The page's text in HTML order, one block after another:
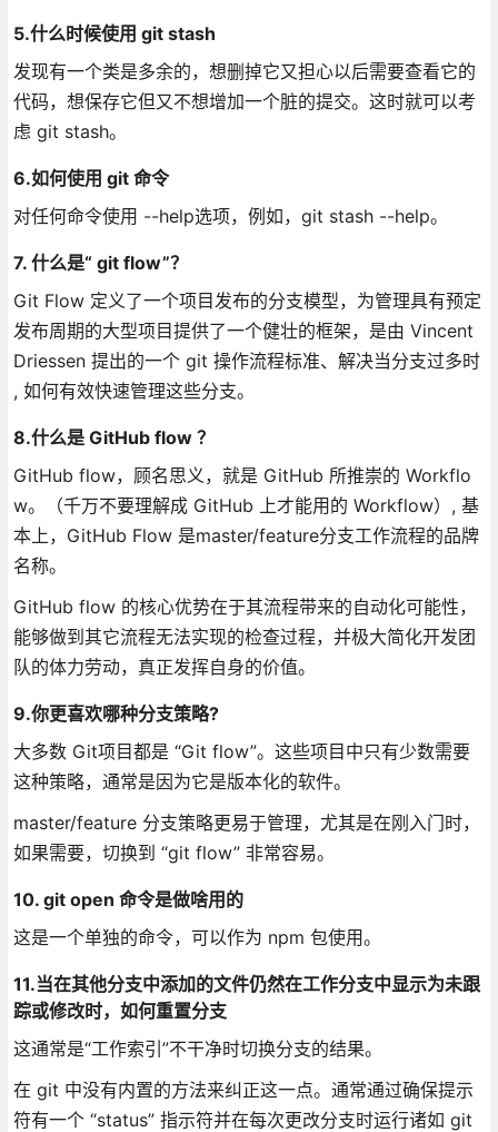
5.什么时候使用 git stash
发现有一个类是多余的，想删掉它又担心以后需要查看它的
代码，想保存它但又不想增加一个脏的提交。这时就可以考
虑 git stash。
6.如何使用 git 命令
对任何命令使用 --help选项，例如，git stash --help。
7. 什么是“ git flow”？
Git Flow 定义了一个项目发布的分支模型，为管理具有预定
发布周期的大型项目提供了一个健壮的框架，是由 Vincent
Driessen 提出的一个 git 操作流程标准、解决当分支过多时
, 如何有效快速管理这些分支。
8.什么是 GitHub flow ？
GitHub flow，顾名思义，就是 GitHub 所推崇的 Workflo
w。（千万不要理解成 GitHub 上才能用的 Workflow）, 基
本上，GitHub Flow 是master/feature分支工作流程的品牌
名称。
GitHub flow 的核心优势在于其流程带来的自动化可能性，
能够做到其它流程无法实现的检查过程，并极大简化开发团
队的体力劳动，真正发挥自身的价值。
9.你更喜欢哪种分支策略?
大多数 Git项目都是 “Git flow”。这些项目中只有少数需要
这种策略，通常是因为它是版本化的软件。
master/feature 分支策略更易于管理，尤其是在刚入门时，
如果需要，切换到 “git flow” 非常容易。
10. git open 命令是做啥用的
这是一个单独的命令，可以作为 npm 包使用。
11.当在其他分支中添加的文件仍然在工作分支中显示为未跟
踪或修改时，如何重置分支
这通常是“工作索引”不干净时切换分支的结果。
在 git 中没有内置的方法来纠正这一点。通常通过确保提示
符有一个 “status” 指示符并在每次更改分支时运行诸如 git